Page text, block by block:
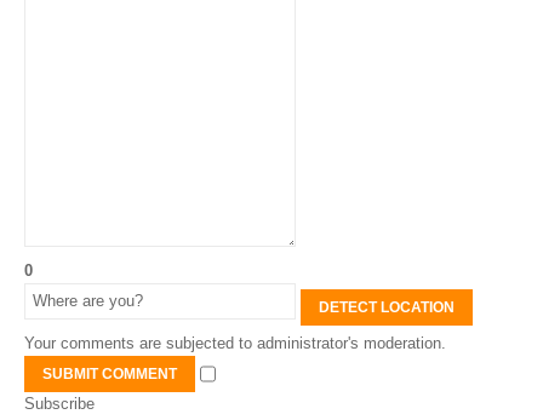
0
DETECT LOCATION
Your comments are subjected to administrator's moderation.
SUBMIT COMMENT
Subscribe